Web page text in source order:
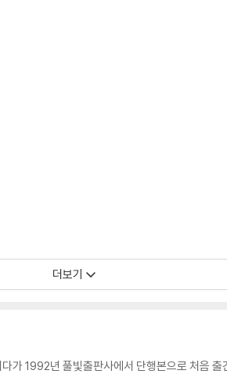
더보기
다가 1992년 풀빛출판사에서 단행본으로 처음